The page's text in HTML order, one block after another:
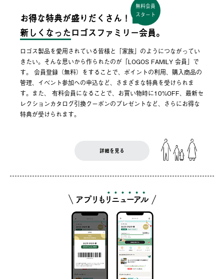
お得な特典が盛りだくさん！
無料会員
スタート
新しくなった ロゴスファミリー会員。
ロゴス製品を愛用されている皆様と「家族」のようにつながってい
きたい。そんな思いから作られたのが「LOGOS FAMILY 会員」で
す。 会員登録（無料）をすることで、ポイントの利用、購入商品の
管理、イベント参加への申込など、さまざまな特典を受けられま
す。また、 有料会員になることで、お買い物時に10%OFF、最新セ
レクションカタログ引換クーポンのプレゼントなど、さらにお得な
特典が受けられます。
詳細を見る